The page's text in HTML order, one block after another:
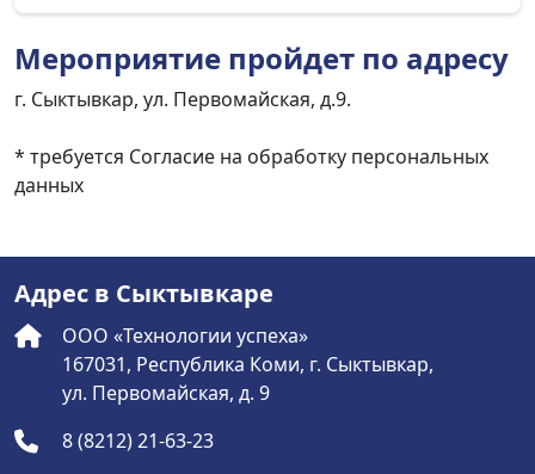
Мероприятие пройдет по адресу
г. Сыктывкар, ул. Первомайская, д.9.
* требуется Согласие на обработку персональных
данных
Адрес в Сыктывкаре
ООО «Технологии успеха»
167031, Республика Коми, г. Сыктывкар,
ул. Первомайская, д. 9
8 (8212) 21-63-23